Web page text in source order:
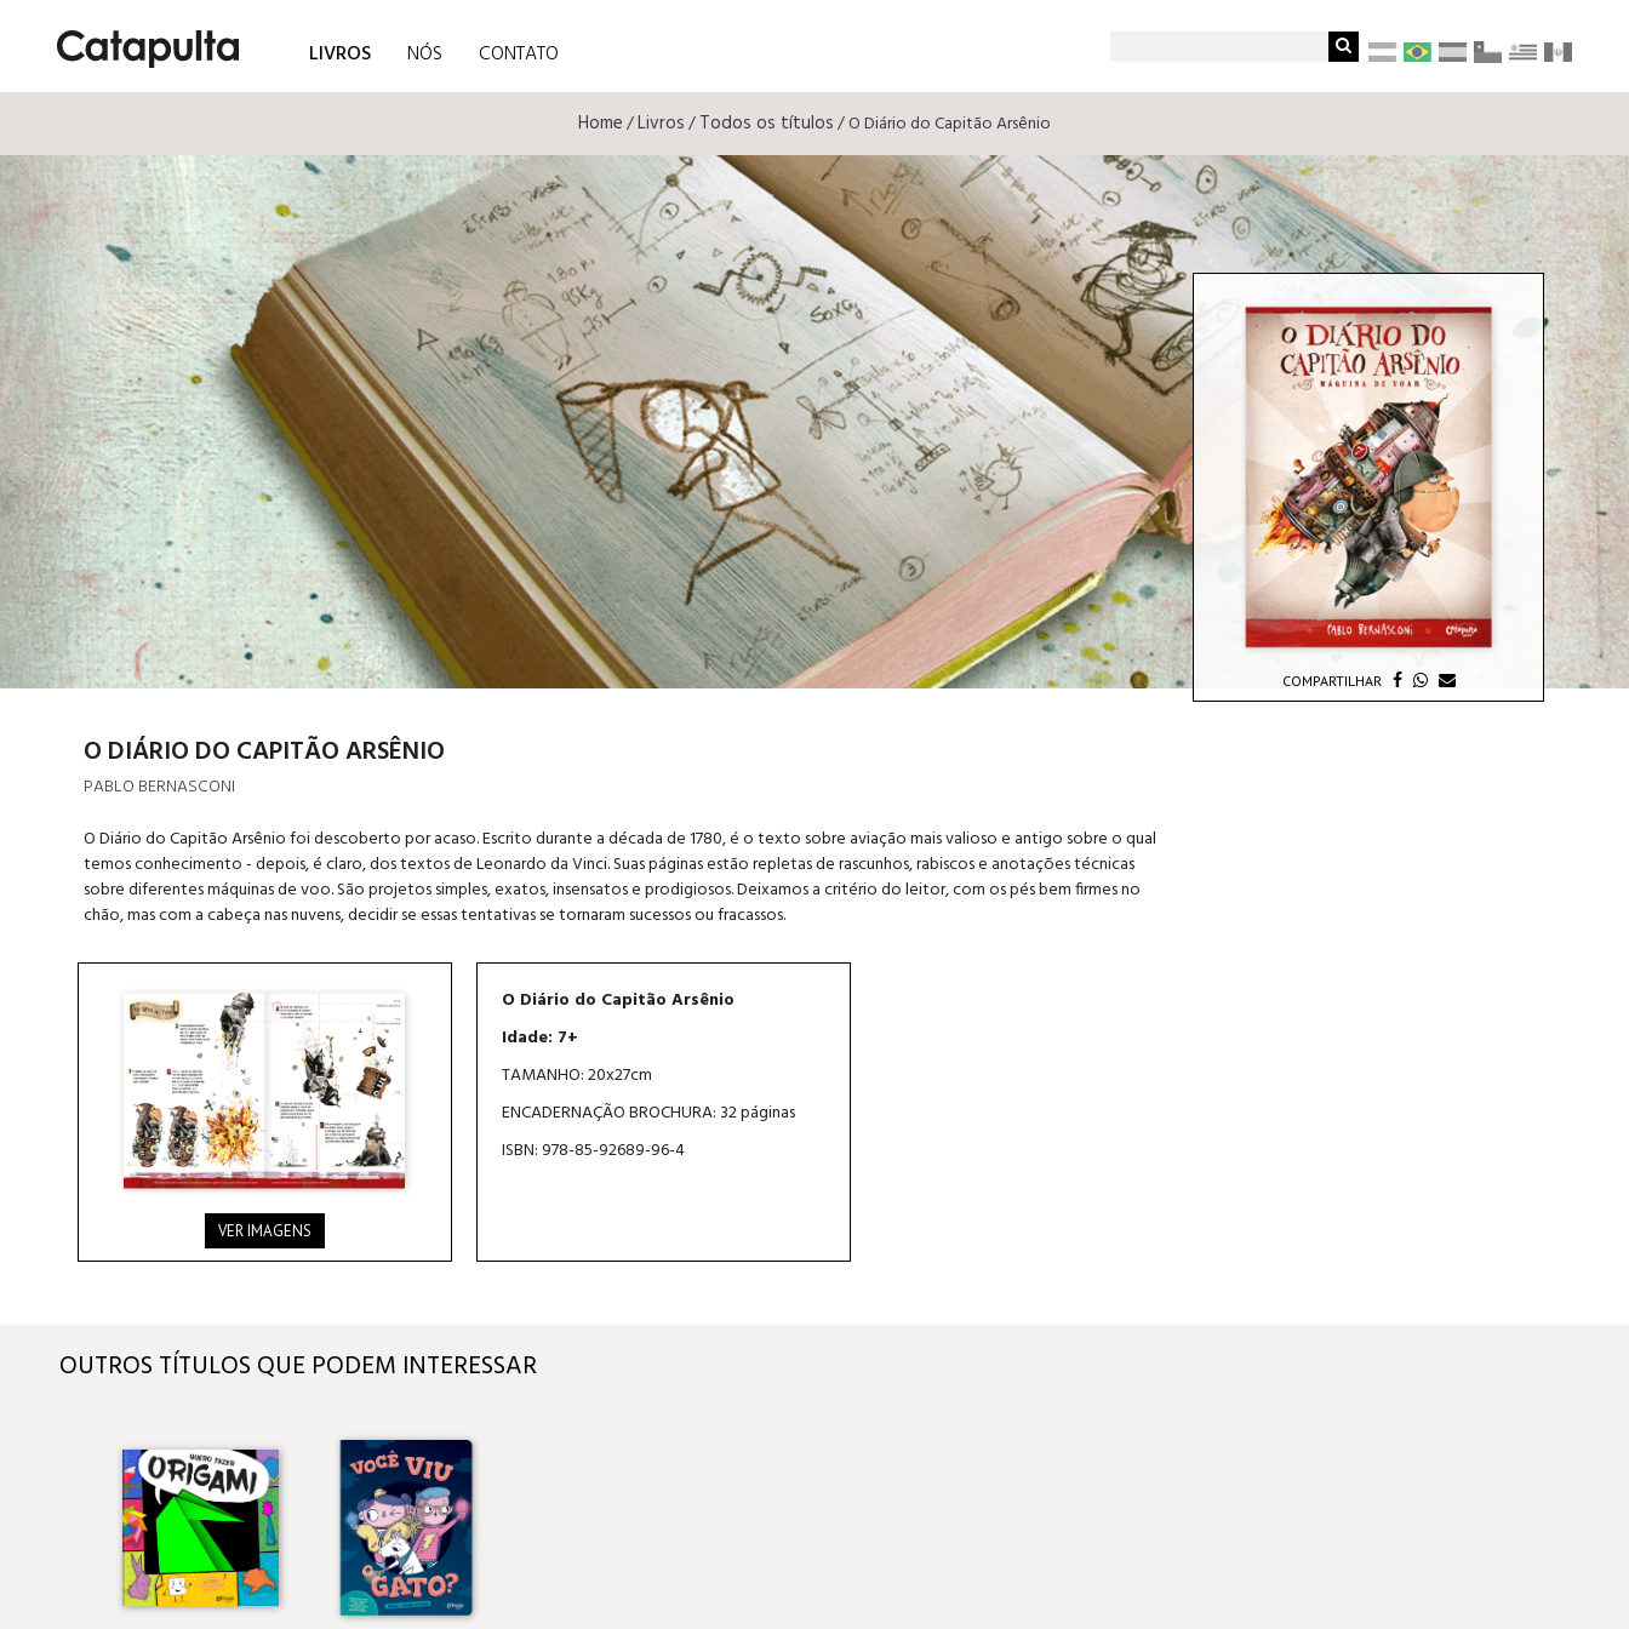
LIVROS NÓS CONTATO
Home/Livros/Todos os títulos/ O Diário do Capitão Arsênio
COMPARTILHAR
O DIÁRIO DO CAPITÃO ARSÊNIO
PABLO BERNASCONI
O Diário do Capitão Arsênio foi descoberto por acaso. Escrito durante a década de 1780, é o texto sobre aviação mais valioso e antigo sobre o qual
temos conhecimento - depois, é claro, dos textos de Leonardo da Vinci. Suas páginas estão repletas de rascunhos, rabiscos e anotações técnicas
sobre diferentes máquinas de voo. São projetos simples, exatos, insensatos e prodigiosos. Deixamos a critério do leitor, com os pés bem firmes no
chão, mas com a cabeça nas nuvens, decidir se essas tentativas se tornaram sucessos ou fracassos.
VER IMAGENS
O Diário do Capitão Arsênio
Idade: 7+
TAMANHO: 20x27cm
ENCADERNAÇÃO BROCHURA: 32 páginas
ISBN: 978-85-92689-96-4
OUTROS TÍTULOS QUE PODEM INTERESSAR